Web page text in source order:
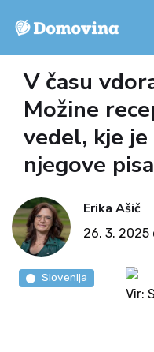
V času
Možine
vedel, kje
njegove
Erika Ašič
26. 3. 2025
Vir:
Slovenija